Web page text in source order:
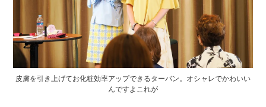
皮膚を引き上げてお化粧効率アップできるターバン。オシャレでかわいい
んですよこれが